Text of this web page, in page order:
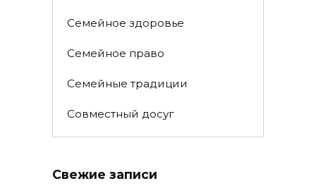
Семейное здоровье
Семейное право
Семейные традиции
Совместный досуг
Свежие записи